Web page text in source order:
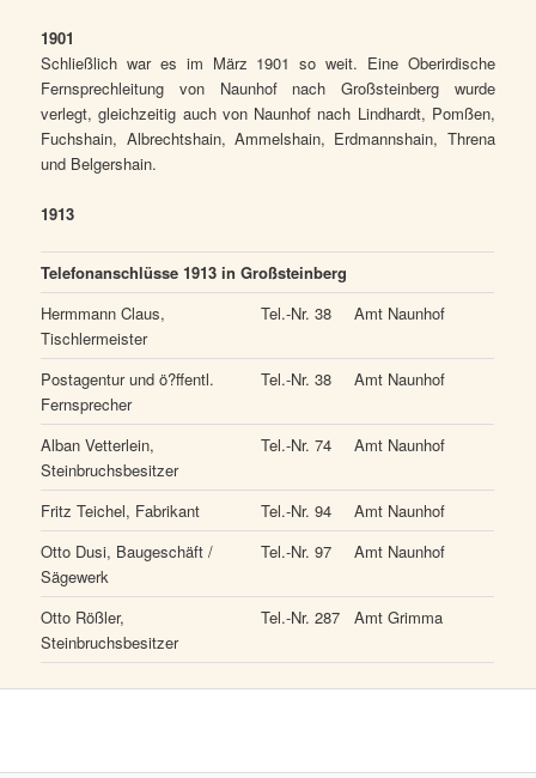
1901
Schließlich war es im März 1901 so weit. Eine Oberirdische
Fernsprechleitung von Naunhof nach Großsteinberg wurde
verlegt, gleichzeitig auch von Naunhof nach Lindhardt, Pomßen,
Fuchshain, Albrechtshain, Ammelshain, Erdmannshain, Threna
und Belgershain.
1913
Telefonanschlüsse 1913 in Großsteinberg
Hermmann Claus,
Tischlermeister
Tel.-Nr. 38 Amt Naunhof
Postagentur und ö?ffentl.
Fernsprecher
Tel.-Nr. 38 Amt Naunhof
Alban Vetterlein,
Steinbruchsbesitzer
Tel.-Nr. 74 Amt Naunhof
Fritz Teichel, Fabrikant Tel.-Nr. 94
Amt Naunhof
Otto Dusi, Baugeschäft /
Sägewerk
Tel.-Nr. 97 Amt Naunhof
Otto Rößler,
Steinbruchsbesitzer
Tel.-Nr. 287 Amt Grimma